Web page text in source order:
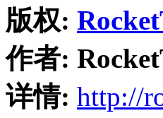
版权:
作者:
详情: http://